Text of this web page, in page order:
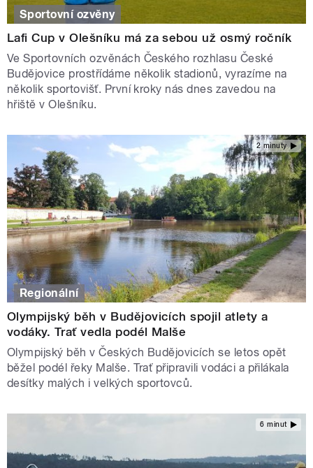
Sportovní ozvěny
Lafi Cup v Olešníku má za sebou už osmý ročník
Ve Sportovních ozvěnách Českého rozhlasu České
Budějovice prostřídáme několik stadionů, vyrazíme na
několik sportovišť. První kroky nás dnes zavedou na
hřiště v Olešníku.
2 minuty
Regionální
Olympijský běh v Budějovicích spojil atlety a
vodáky. Trať vedla podél Malše
Olympijský běh v Českých Budějovicích se letos opět
běžel podél řeky Malše. Trať připravili vodáci a přilákala
desítky malých i velkých sportovců.
6 minut